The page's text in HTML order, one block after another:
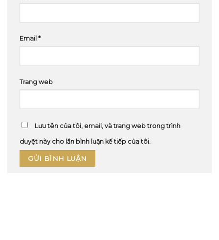
Email *
Trang web
Lưu tên của tôi, email, và trang web trong trình
duyệt này cho lần bình luận kế tiếp của tôi.